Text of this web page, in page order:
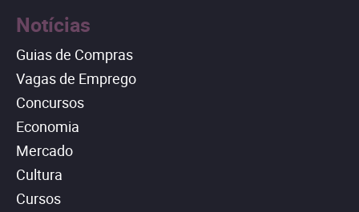
Notícias
Guias de Compras
Vagas de Emprego
Concursos
Economia
Mercado
Cultura
Cursos